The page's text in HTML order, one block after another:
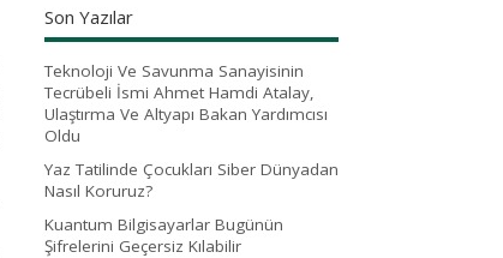
Son Yazılar
Teknoloji Ve Savunma Sanayisinin
Tecrübeli İsmi Ahmet Hamdi Atalay,
Ulaştırma Ve Altyapı Bakan Yardımcısı
Oldu
Yaz Tatilinde Çocukları Siber Dünyadan
Nasıl Koruruz?
Kuantum Bilgisayarlar Bugünün
Şifrelerini Geçersiz Kılabilir